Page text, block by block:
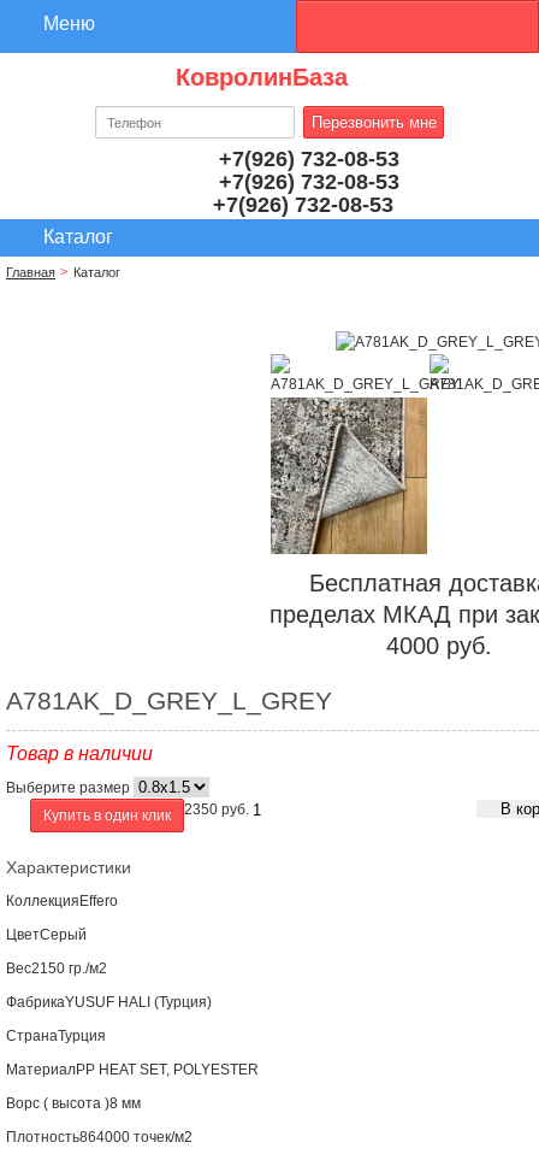
КовролинБаза
+7(926) 732-08-53
+7(926) 732-08-53
+7(926) 732-08-53
Главная Каталог
Бесплатная
пределах МКАД при
4000 руб.
A781AK_D_GREY_L_GREY
Товар в наличии
Выберите размер
2350 руб. В
Купить в один клик
Характеристики
Коллекция Effero
ЦветСерый
Вес2150 гр./м2
ФабрикаYUSUF HALI (Турция)
СтранаТурция
МатериалPP HEAT SET, POLYESTER
Ворс ( высота )8 мм
Плотность864000 точек/м2